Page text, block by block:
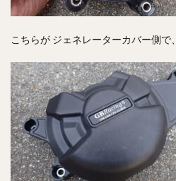
こちらが ジェネレーターカバー側で、